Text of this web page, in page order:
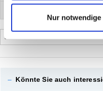
Nur
Sortieren nach
– Könnte Sie auch